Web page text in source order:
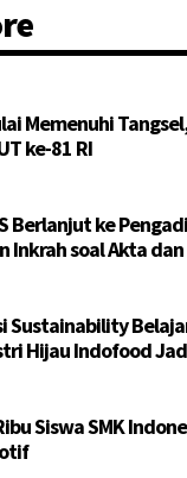
Memenuhi
ke-81 RI
Berlanjut ke
Inkrah soal Akta
Sustainability
Hijau Indofood
Siswa SMK